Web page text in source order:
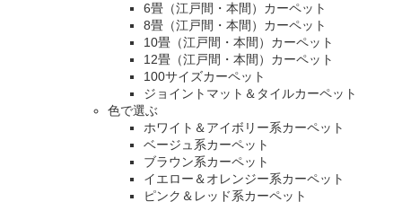
6畳（江戸間・本間）カーペット
8畳（江戸間・本間）カーペット
10畳（江戸間・本間）カーペット
12畳（江戸間・本間）カーペット
100サイズカーペット
ジョイントマット＆タイルカーペット
色で選ぶ
ホワイト＆アイボリー系カーペット
ベージュ系カーペット
ブラウン系カーペット
イエロー＆オレンジー系カーペット
ピンク＆レッド系カーペット